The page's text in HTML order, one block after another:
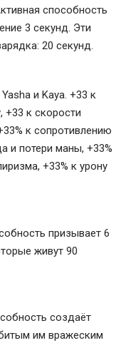
способность
3 секунд. Эти
20 секунд.
и Kaya. +33 к
+33 к скорости
к сопротивлению
и потери маны, +33%
+33% к урону
призывает 6
живут 90
создаёт
им вражеским